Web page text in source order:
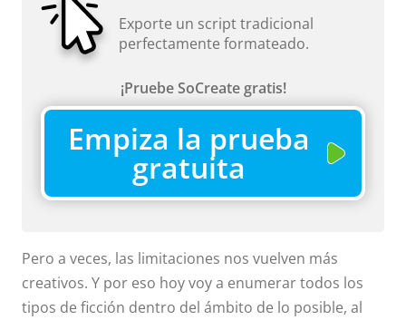
Exporte un script tradicional
perfectamente formateado.
¡Pruebe SoCreate gratis!
Empiza la prueba
gratuita
Pero a veces, las limitaciones nos vuelven más
creativos. Y por eso hoy voy a enumerar todos los
tipos de ficción dentro del ámbito de lo posible, al